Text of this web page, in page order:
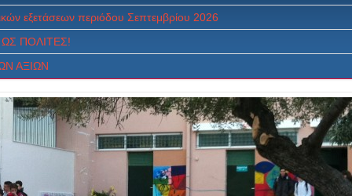
εξετάσεων περιόδου Σεπτεμβρίου 2026
ΩΣ ΠOΛITEΣ!
ΑΞΙΩΝ